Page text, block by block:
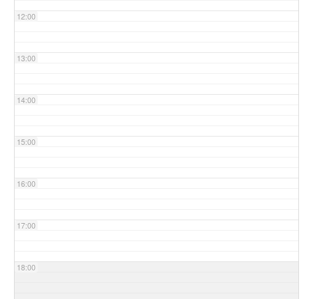
12:00
13:00
14:00
15:00
16:00
17:00
18:00